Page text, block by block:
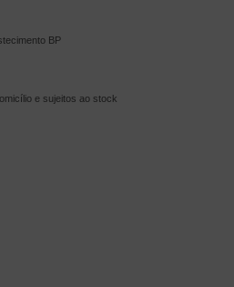
BP
e sujeitos ao stock